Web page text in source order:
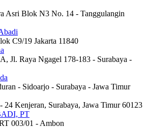
Asri Blok N3 No. 14 - Tanggulangin
C9/19 Jakarta 11840
Jl. Raya Ngagel 178-183 - Surabaya -
- Sidoarjo - Surabaya - Jawa Timur
Kenjeran, Surabaya, Jawa Timur 60123
PT
003/01 - Ambon